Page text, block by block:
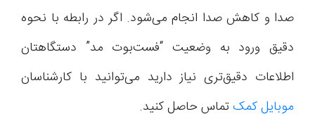
صدا و کاهش صدا انجام می‌شود. اگر در رابطه با نحوه
دقیق ورود به وضعیت “فست‌بوت مد” دستگاهتان
اطلاعات دقیق‌تری نیاز دارید می‌توانید با کارشناسان
موبایل کمکتماس حاصل کنید.